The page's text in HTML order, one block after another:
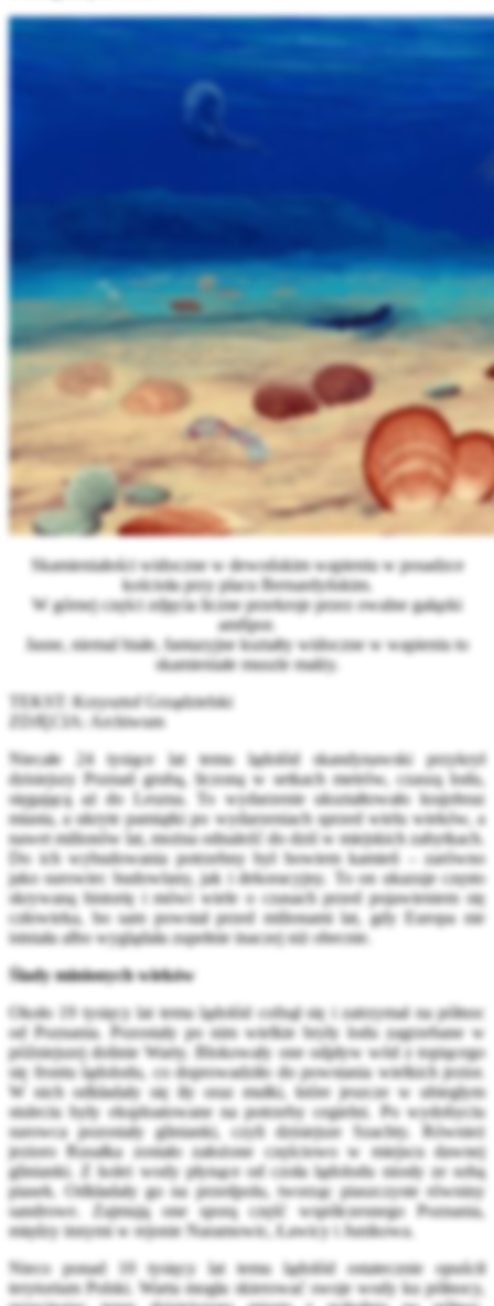
Skamieniałości widoczne w dewońskim wapieniu w posadzce
kościoła przy placu Bernardyńskim.
W górnej części zdjęcia liczne przekroje przez owalne gałązki
amfipor.
Jasne, niemal białe, fantazyjne kształty widoczne w wapieniu to
skamieniałe muszle małży.
TEKST: Krzysztof Grządzielski
ZDJĘCIA: Archiwum
Niecałe 24 tysiące lat temu lądolód skandynawski przykrył
dzisiejszy Poznań grubą, liczoną w setkach metrów, czaszą lodu,
sięgającą aż do Leszna. To wydarzenie ukształtowało krajobraz
miasta, a ukryte pamiątki po wydarzeniach sprzed wielu wieków, a
nawet milionów lat, można odnaleźć do dziś w miejskich zabytkach.
Do ich wybudowania potrzebny był bowiem kamień – zarówno
jako surowiec budowlany, jak i dekoracyjny. To on ukazuje często
skrywaną historię i mówi wiele o czasach przed pojawieniem się
człowieka, bo sam powstał przed milionami lat, gdy Europa nie
istniała albo wyglądała zupełnie inaczej niż obecnie.
Ślady minionych wieków
Około 19 tysięcy lat temu lądolód cofnął się i zatrzymał na północ
od Poznania. Pozostały po nim wielkie bryły lodu zagrzebane w
późniejszej dolinie Warty. Blokowały one odpływ wód z topiącego
się frontu lądolodu, co doprowadziło do powstania wielkich jezior.
W nich odkładały się iły oraz mułki, które jeszcze w ubiegłym
stuleciu były eksploatowane na potrzeby cegielni. Po wydobyciu
surowca pozostały glinianki, czyli dzisiejsze Szachty. Również
jezioro Rusałka zostało założone częściowo w miejscu dawnej
glinianki. Z kolei wody płynące od czoła lądolodu niosły ze sobą
piasek. Odkładały go na przedpolu, tworząc piaszczyste równiny
sandrowe. Zajmują one sporą część współczesnego Poznania,
między innymi w rejonie Naramowic, Ławicy i Junikowa.
Nieco ponad 10 tysięcy lat temu lądolód ostatecznie opuścił
terytorium Polski. Warta mogła skierować swoje wody ku północy,